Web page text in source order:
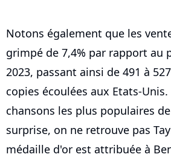
Notons également que les
grimpé de 7,4% par rapport au
2023, passant ainsi de 491 à
copies écoulées aux Etats-
chansons les plus populaires
surprise, on ne retrouve pas
médaille d'or est attribuée à